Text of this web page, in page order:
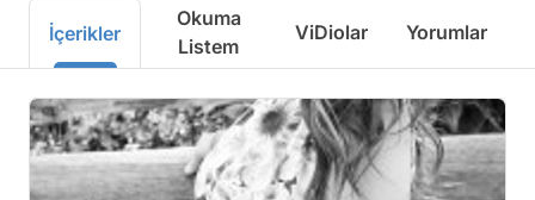
İçerikler
Okuma
Listem
ViDiolar Yorumlar